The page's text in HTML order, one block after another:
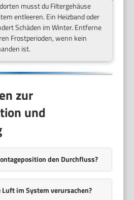
musst du Filtergehäuse
entleeren. Ein Heizband oder
Schäden im Winter. Entferne
Frostperioden, wenn kein
ist.
zur
und
den Durchfluss?
Luft im System verursachen?